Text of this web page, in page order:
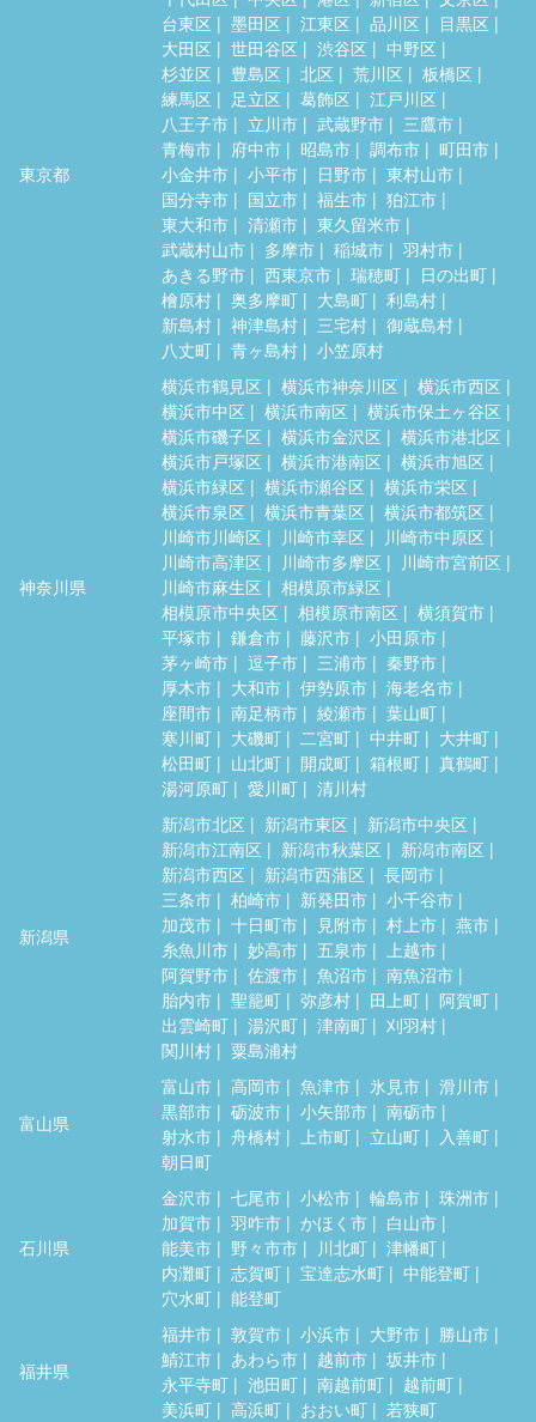
東京都
台東区
墨田区 江東区 品川区
目黒区
大田区
世田谷区 渋谷区
中野区
杉並区
豊島区 北区 荒川区
板橋区
練馬区
足立区 葛飾区
江戸川区
八王子市
立川市 武蔵野市
三鷹市
青梅市
府中市 昭島市 調布市
町田市
小金井市
小平市 日野市
東村山市
国分寺市
国立市 福生市
狛江市
東大和市
清瀬市
東久留米市
武蔵村山市
多摩市 稲城市
羽村市
あきる野市
西東京市 瑞穂町
日の出町
檜原村
奥多摩町 大島町
利島村
新島村
神津島村 三宅村
御蔵島村
八丈町
青ヶ島村 小笠原村
神奈川県
横浜市鶴見区 横浜市神奈川区
横浜市西区
横浜市中区
横浜市南区
横浜市保土ヶ谷区
横浜市磯子区
横浜市金沢区
横浜市港北区
横浜市戸塚区
横浜市港南区
横浜市旭区
横浜市緑区
横浜市瀬谷区
横浜市栄区
横浜市泉区
横浜市青葉区
横浜市都筑区
川崎市川崎区
川崎市幸区
川崎市中原区
川崎市高津区
川崎市多摩区
川崎市宮前区
川崎市麻生区
相模原市緑区
相模原市中央区
相模原市南区
横須賀市
平塚市
鎌倉市 藤沢市
小田原市
茅ヶ崎市
逗子市 三浦市
秦野市
厚木市
大和市 伊勢原市
海老名市
座間市
南足柄市 綾瀬市
葉山町
寒川町
大磯町 二宮町 中井町
大井町
松田町
山北町 開成町 箱根町
真鶴町
湯河原町
愛川町 清川村
新潟県
新潟市北区 新潟市東区
新潟市中央区
新潟市江南区
新潟市秋葉区
新潟市南区
新潟市西区
新潟市西蒲区
長岡市
三条市
柏崎市 新発田市
小千谷市
加茂市
十日町市 見附市 村上市
燕市
糸魚川市
妙高市 五泉市
上越市
阿賀野市
佐渡市 魚沼市
南魚沼市
胎内市
聖籠町 弥彦村 田上町
阿賀町
出雲崎町
湯沢町 津南町
刈羽村
関川村
粟島浦村
富山県
富山市 高岡市 魚津市 氷見市
滑川市
黒部市
砺波市 小矢部市
南砺市
射水市
舟橋村 上市町 立山町
入善町
朝日町
石川県
金沢市 七尾市 小松市 輪島市
珠洲市
加賀市
羽咋市 かほく市
白山市
能美市
野々市市 川北町
津幡町
内灘町
志賀町 宝達志水町
中能登町
穴水町
能登町
福井県
福井市 敦賀市 小浜市 大野市
勝山市
鯖江市
あわら市 越前市
坂井市
永平寺町
池田町 南越前町
越前町
美浜町
高浜町 おおい町 若狭町